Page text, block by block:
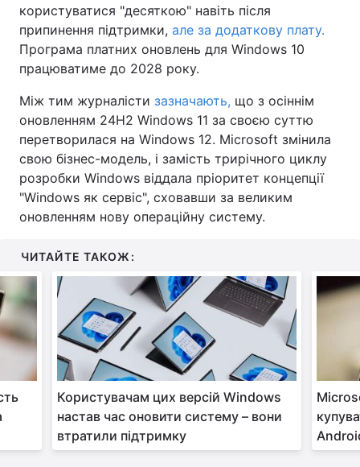
користуватися "десяткою" навіть після
припинення підтримки, але за додаткову плату.
Програма платних оновлень для Windows 10
працюватиме до 2028 року.
Між тим журналісти зазначають, що з осіннім
оновленням 24H2 Windows 11 за своєю суттю
перетворилася на Windows 12. Microsoft змінила
свою бізнес-модель, і замість трирічного циклу
розробки Windows віддала пріоритет концепції
"Windows як сервіс", сховавши за великим
оновленням нову операційну систему.
ЧИТАЙТЕ ТАКОЖ:
Користувачам цих версій Windows
настав час оновити систему – вони
втратили підтримку